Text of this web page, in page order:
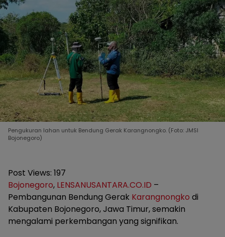
Pengukuran lahan untuk Bendung Gerak Karangnongko. (Foto: JMSI
Bojonegoro)
Post Views: 197
Bojonegoro, LENSANUSANTARA.CO.ID –
Pembangunan Bendung Gerak Karangnongko di
Kabupaten Bojonegoro, Jawa Timur, semakin
mengalami perkembangan yang signifikan.